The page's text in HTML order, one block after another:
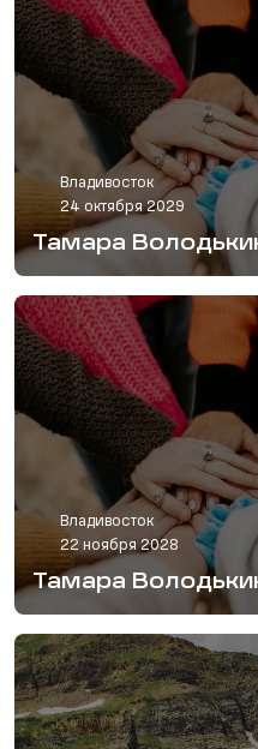
Владивосток
24 октября 2029
Тамара
Владивосток
22 ноября 2028
Тамара